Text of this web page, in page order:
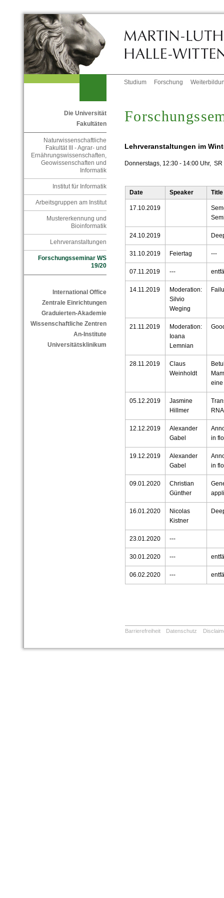
Studium Forschung
Die Universität
Fakultäten
Naturwissenschaftliche
Fakultät III - Agrar- und
Ernährungswissenschaften,
Geowissenschaften und
Informatik
Institut für Informatik
Arbeitsgruppen am Institut
Mustererkennung und
Bioinformatik
Lehrveranstaltungen
Forschungsseminar WS
19/20
International Office
Zentrale Einrichtungen
Graduierten-Akademie
Wissenschaftliche Zentren
An-Institute
Universitätsklinikum
Lehrveranstaltungen im
Donnerstags, 12:30 - 14:00 Uhr,
Date Speaker Title
17.10.2019
24.10.2019
31.10.2019 Feiertag ---
07.11.2019 ---
14.11.2019
Moderation:
Silvio
Weging
21.11.2019
Moderation:
Ioana
Lemnian
28.11.2019
Claus
Weinholdt
eine
05.12.2019
Jasmine
Hillmer
12.12.2019
Alexander
Gabel
in
19.12.2019
Alexander
Gabel
in
09.01.2020
Christian
Günther
16.01.2020
Nicolas
Kistner
23.01.2020 ---
30.01.2020 ---
06.02.2020 ---
Barrierefreiheit Datenschutz